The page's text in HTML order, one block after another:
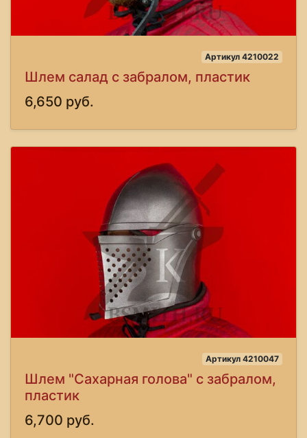
Артикул 4210022
Шлем салад с забралом, пластик
6,650 руб.
Артикул 4210047
Шлем "Сахарная голова" с забралом,
пластик
6,700 руб.